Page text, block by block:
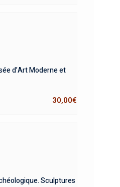
d’Art Moderne et
30,00€
Sculptures